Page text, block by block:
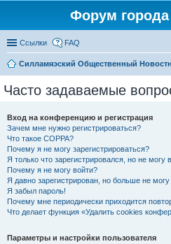
Форум
Ссылки FAQ
Силламяэский Общественный
Часто задаваемые
Вход на конференцию и регистрация
Зачем мне нужно регистрироваться?
Что такое COPPA?
Почему я не могу зарегистрироваться?
Я только что зарегистрировался, но не могу
Почему я не могу войти?
Я давно зарегистрирован, но больше не могу
Я забыл пароль!
Почему мне периодически приходится
Что делает функция «Удалить cookies
Параметры и настройки пользователя